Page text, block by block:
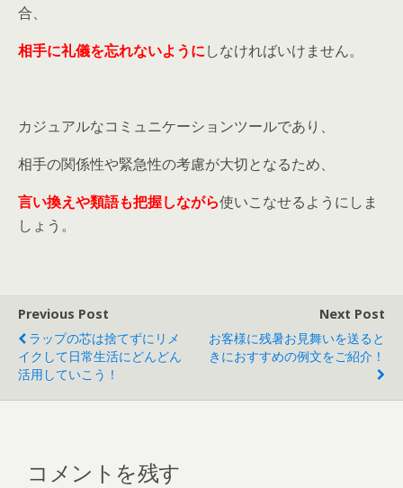
合、
相手に礼儀を忘れないようにしなければいけません。
カジュアルなコミュニケーションツールであり、
相手の関係性や緊急性の考慮が大切となるため、
言い換えや類語も把握しながら使いこなせるようにしま
しょう。
Previous Post
ラップの芯は捨てずにリメ
イクして日常生活にどんどん
活用していこう！
Next Post
お客様に残暑お見舞いを送ると
きにおすすめの例文をご紹介！
コメントを残す